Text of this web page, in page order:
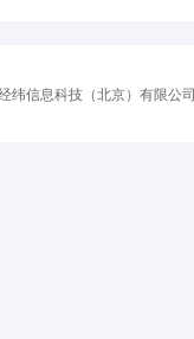
纬信息科技（北京）有限公